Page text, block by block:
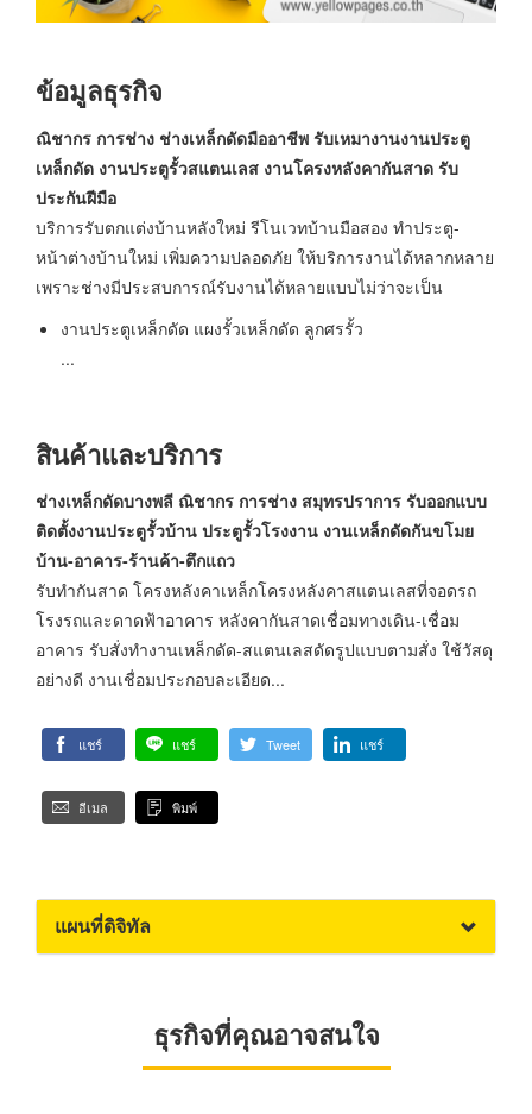
ข้อมูลธุรกิจ
ณิชากร การช่าง ช่างเหล็กดัดมืออาชีพ รับเหมางานงานประตู
เหล็กดัด งานประตูรั้วสแตนเลส งานโครงหลังคากันสาด รับ
ประกันฝีมือ
บริการรับตกแต่งบ้านหลังใหม่ รีโนเวทบ้านมือสอง ทำประตู-
หน้าต่างบ้านใหม่ เพิ่มความปลอดภัย ให้บริการงานได้หลากหลาย
เพราะช่างมีประสบการณ์รับงานได้หลายแบบไม่ว่าจะเป็น
งานประตูเหล็กดัด แผงรั้วเหล็กดัด ลูกศรรั้ว
...
สินค้าและบริการ
ช่างเหล็กดัดบางพลี ณิชากร การช่าง สมุทรปราการ รับออกแบบ
ติดตั้งงานประตูรั้วบ้าน ประตูรั้วโรงงาน งานเหล็กดัดกันขโมย
บ้าน-อาคาร-ร้านค้า-ตึกแถว
รับทำกันสาด โครงหลังคาเหล็กโครงหลังคาสแตนเลสที่จอดรถ
โรงรถและดาดฟ้าอาคาร หลังคากันสาดเชื่อมทางเดิน-เชื่อม
อาคาร รับสั่งทำงานเหล็กดัด-สแตนเลสดัดรูปแบบตามสั่ง ใช้วัสดุ
อย่างดี งานเชื่อมประกอบละเอียด...
แชร์ แชร์ Tweet แชร์
อีเมล พิมพ์
แผนที่ดิจิทัล
ธุรกิจที่คุณอาจสนใจ